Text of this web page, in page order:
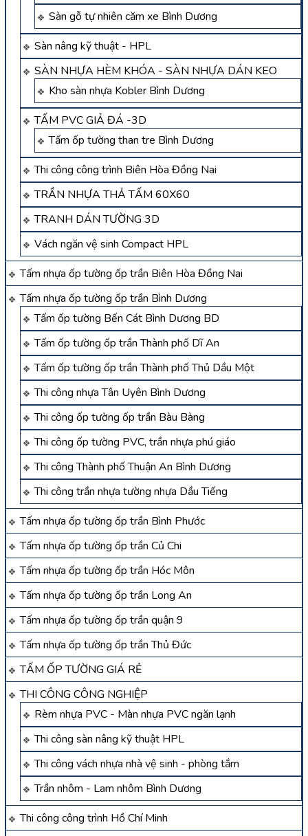
Sàn gỗ tự nhiên căm xe Bình Dương
Sàn nâng kỹ thuật - HPL
SÀN NHỰA HÈM KHÓA - SÀN NHỰA DÁN KEO
Kho sàn nhựa Kobler Bình Dương
TẤM PVC GIẢ ĐÁ -3D
Tấm ốp tường than tre Bình Dương
Thi công công trình Biên Hòa Đồng Nai
TRẦN NHỰA THẢ TẤM 60X60
TRANH DÁN TƯỜNG 3D
Vách ngăn vệ sinh Compact HPL
Tấm nhựa ốp tường ốp trần Biên Hòa Đồng Nai
Tấm nhựa ốp tường ốp trần Bình Dương
Tấm ốp tường Bến Cát Bình Dương BD
Tấm ốp tường ốp trần Thành phố Dĩ An
Tấm ốp tường ốp trần Thành phố Thủ Dầu Một
Thi công nhựa Tân Uyên Bình Dương
Thi công ốp tường ốp trần Bàu Bàng
Thi công ốp tường PVC, trần nhựa phú giáo
Thi công Thành phố Thuận An Bình Dương
Thi công trần nhựa tường nhựa Dầu Tiếng
Tấm nhựa ốp tường ốp trần Bình Phước
Tấm nhựa ốp tường ốp trần Củ Chi
Tấm nhựa ốp tường ốp trần Hóc Môn
Tấm nhựa ốp tường ốp trần Long An
Tấm nhựa ốp tường ốp trần quận 9
Tấm nhựa ốp tường ốp trần Thủ Đức
TẤM ỐP TƯỜNG GIÁ RẺ
THI CÔNG CÔNG NGHIỆP
Rèm nhựa PVC - Màn nhựa PVC ngăn lạnh
Thi công sàn nâng kỹ thuật HPL
Thi công vách nhựa nhà vệ sinh - phòng tắm
Trần nhôm - Lam nhôm Bình Dương
Thi công công trình Hồ Chí Minh